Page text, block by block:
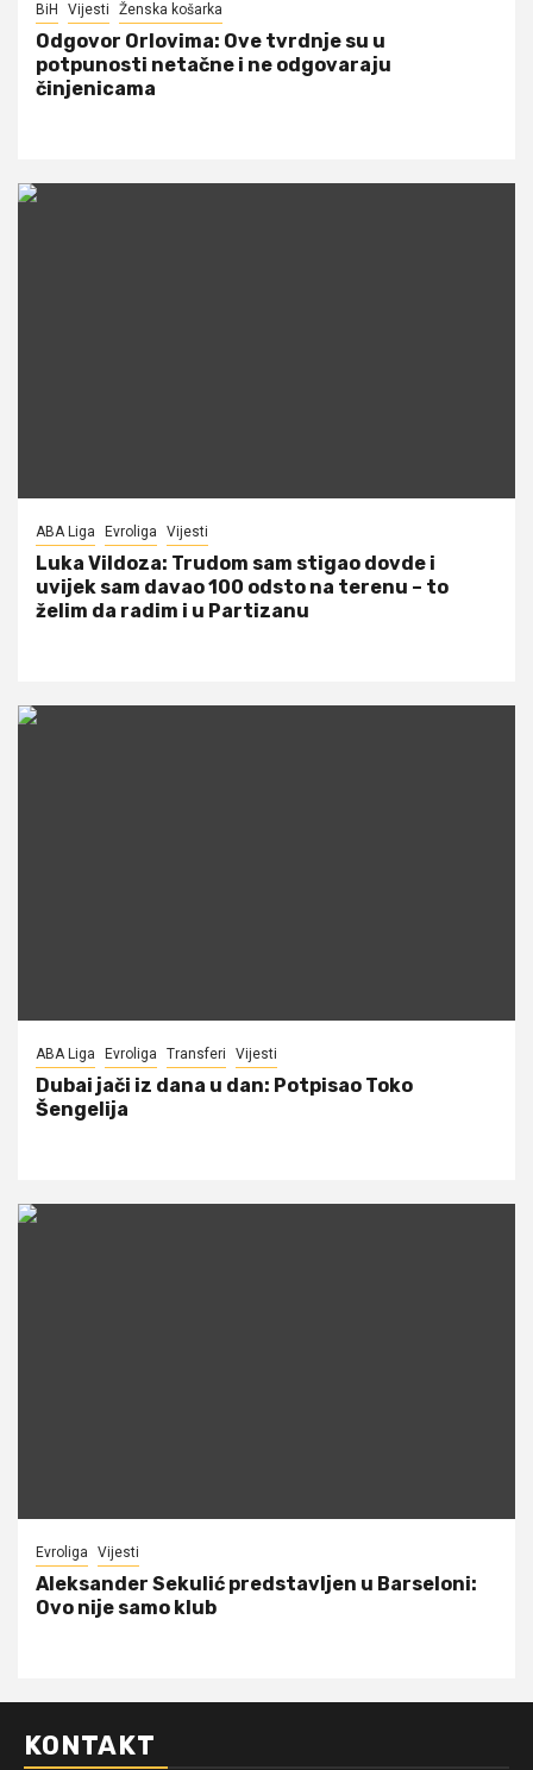
BiH Vijesti Ženska košarka
Odgovor Orlovima: ​Ove tvrdnje su u
potpunosti netačne i ne odgovaraju
činjenicama
ABA Liga Evroliga Vijesti
Luka Vildoza: Trudom sam stigao dovde i
uvijek sam davao 100 odsto na terenu – to
želim da radim i u Partizanu
ABA Liga Evroliga Transferi Vijesti
Dubai jači iz dana u dan: Potpisao Toko
Šengelija
Evroliga Vijesti
Aleksander Sekulić predstavljen u Barseloni:
Ovo nije samo klub
KONTAKT